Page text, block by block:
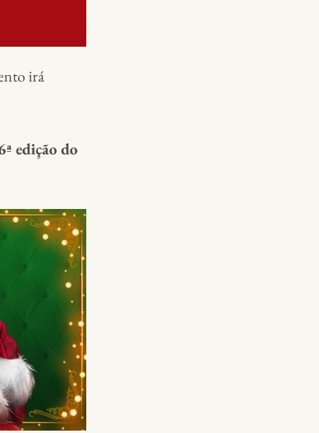
irá
edição do